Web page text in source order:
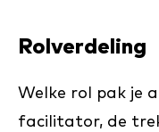
Rolverdeling
Welke rol pak je
facilitator, de